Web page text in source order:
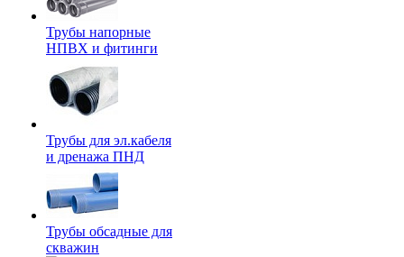
Трубы напорные
НПВХ и фитинги
Трубы для эл.кабеля
и дренажа ПНД
Трубы обсадные для
скважин